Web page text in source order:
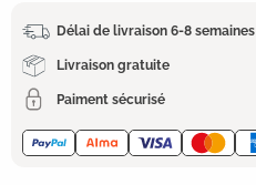
Délai de livraison 6-8 semaines
Livraison gratuite
Paiment sécurisé